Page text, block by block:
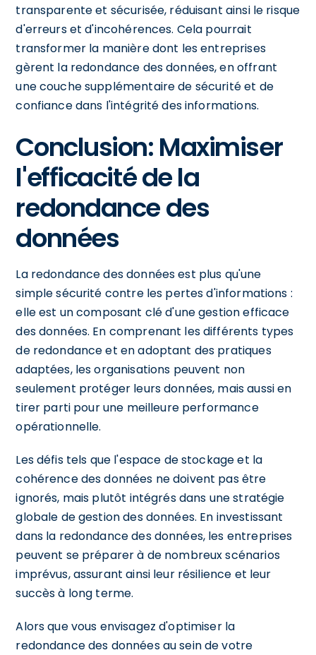
transparente et sécurisée, réduisant ainsi le risque
d'erreurs et d'incohérences. Cela pourrait
transformer la manière dont les entreprises
gèrent la redondance des données, en offrant
une couche supplémentaire de sécurité et de
confiance dans l'intégrité des informations.
Conclusion: Maximiser
l'efficacité de la
redondance des
données
La redondance des données est plus qu'une
simple sécurité contre les pertes d'informations :
elle est un composant clé d'une gestion efficace
des données. En comprenant les différents types
de redondance et en adoptant des pratiques
adaptées, les organisations peuvent non
seulement protéger leurs données, mais aussi en
tirer parti pour une meilleure performance
opérationnelle.
Les défis tels que l'espace de stockage et la
cohérence des données ne doivent pas être
ignorés, mais plutôt intégrés dans une stratégie
globale de gestion des données. En investissant
dans la redondance des données, les entreprises
peuvent se préparer à de nombreux scénarios
imprévus, assurant ainsi leur résilience et leur
succès à long terme.
Alors que vous envisagez d'optimiser la
redondance des données au sein de votre